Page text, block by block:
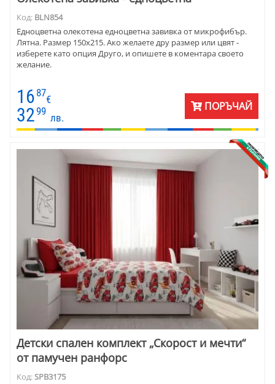
Код: BLN854
Едноцветна олекотена едноцветна завивка от микрофибър.
Лятна. Размер 150х215. Ако желаете дру размер или цвят -
изберете като опция Друго, и опишете в коментара своето
желание.
16 87
€
3299
лв.
ПОРЪЧАЙ
Детски спален комплект „Скорост и мечти“
от памучен ранфорс
Код:SPB3175